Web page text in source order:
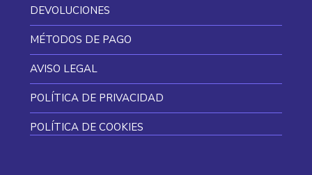
DEVOLUCIONES
MÉTODOS DE PAGO
AVISO LEGAL
POLÍTICA DE PRIVACIDAD
POLÍTICA DE COOKIES